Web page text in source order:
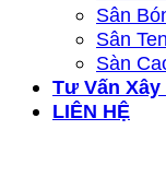
Sân
Sân
Sàn
Tư Vấn
LIÊN HỆ